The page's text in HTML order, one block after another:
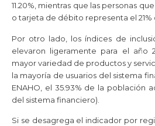
11.20%, mientras que las personas
o tarjeta de débito representa el 21%
Por otro lado, los índices de
elevaron ligeramente para el año
mayor variedad de productos y
la mayoría de usuarios del sistema
ENAHO, el 35.93% de la población
del sistema financiero).
Si se desagrega el indicador por